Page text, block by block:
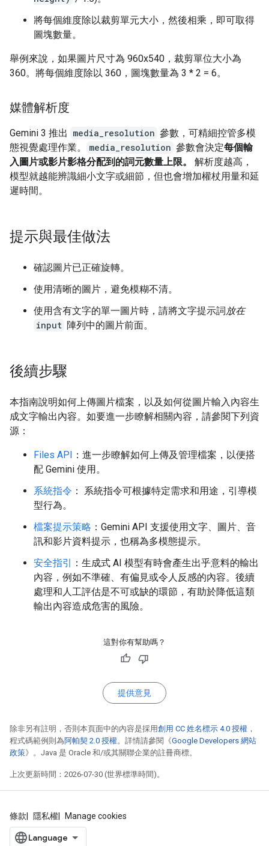
將每個維度除以裁剪單元大小，然後相乘，即可取得
圖塊數量。
舉例來說，如果圖片尺寸為 960x540，裁剪單位大小為
360。將每個維度除以 360，圖塊數量為 3 * 2 = 6。
媒體解析度
Gemini 3 推出 media_resolution 參數，可精細控管多模
態視覺處理作業。
media_resolution 參數會決定每個輸
入圖片或影片影格分配到的詞元數量上限。
解析度越高，
模型就越能辨識細小文字或細節，但也會增加權杖用量和延
遲時間。
提示與最佳做法
確認圖片已正確旋轉。
使用清晰的圖片，避免模糊不清。
使用含有文字的單一圖片時，請將文字提示詞放在
input 陣列中的圖片前面。
後續步驟
本指南說明如何上傳圖片檔案，以及如何從圖片輸入內容生
成文字輸出內容。如要進一步瞭解相關內容，請參閱下列資
源：
Files API ：進一步瞭解如何上傳及管理檔案，以便搭
配 Gemini 使用。
系統指令 ： 系統指令可根據特定需求和用途，引導模
型行為。
檔案提示策略 ：Gemini API 支援使用文字、圖片、音
訊和影片資料提示，也稱為多模態提示。
安全指引 ：生成式 AI 模型有時會產生出乎意料的輸出
內容，例如不準確、有偏見或令人反感的內容。後續
處理和人工評估是不可或缺的環節，有助於降低這類
輸出內容造成危害的風險。
這對你有幫助嗎？
提供意見
除非另有註明，否則本頁面中的內容是採用創用 CC 姓名標示 4.0 授權 ，
程式碼範例則為阿帕契 2.0 授權。詳情請參閱《Google Developers 網站
政策》。Java 是 Oracle 和/或其關聯企業的註冊商標。
上次更新時間：2026-07-30 (世界標準時間)。
條款 隱私權 Manage cookies